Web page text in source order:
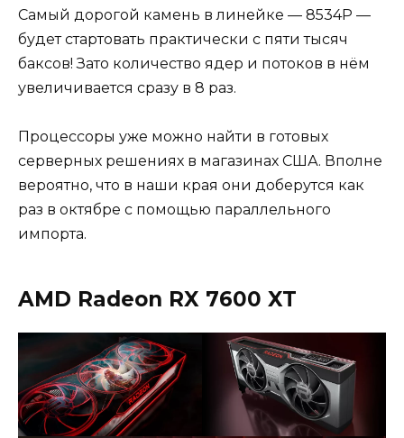
Самый дорогой камень в линейке — 8534P —
будет стартовать практически с пяти тысяч
баксов! Зато количество ядер и потоков в нём
увеличивается сразу в 8 раз.
Процессоры уже можно найти в готовых
серверных решениях в магазинах США. Вполне
вероятно, что в наши края они доберутся как
раз в октябре с помощью параллельного
импорта.
AMD Radeon RX 7600 XT